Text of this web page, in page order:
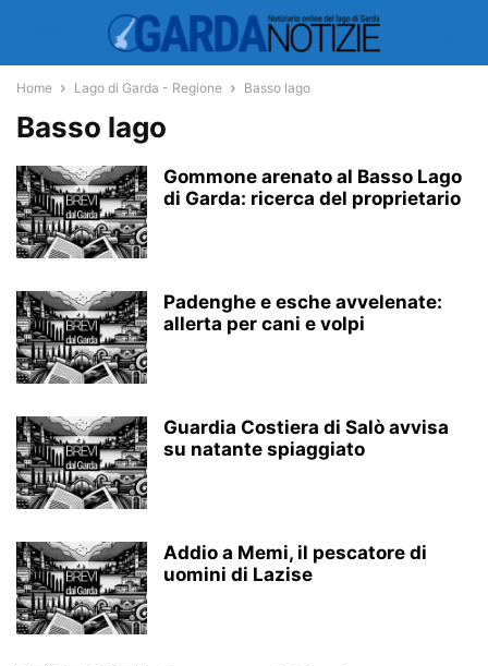
Home Lago di Garda - Regione Basso lago
Basso lago
Gommone arenato al Basso Lago
di Garda: ricerca del proprietario
Padenghe e esche avvelenate:
allerta per cani e volpi
Guardia Costiera di Salò avvisa
su natante spiaggiato
Addio a Memi, il pescatore di
uomini di Lazise